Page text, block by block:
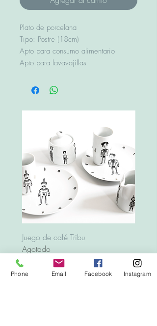
Plato de porcelana
Tipo: Postre (18cm)
Apto para consumo alimentario
Apto para lavavajillas
Juego de café Tribu
Agotado
12,00
Phone Email Facebook Instagram